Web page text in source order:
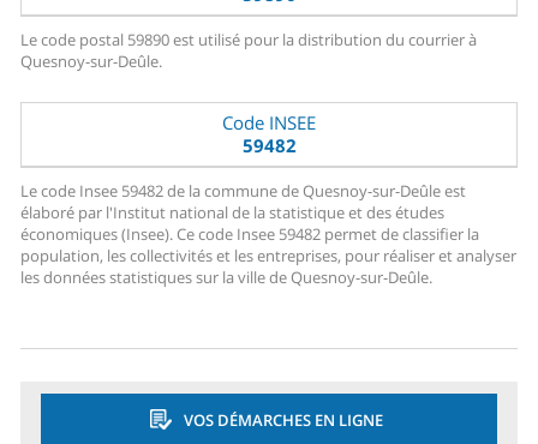
Le code postal 59890 est utilisé pour la distribution du courrier à
Quesnoy-sur-Deûle.
Code INSEE
59482
Le code Insee 59482 de la commune de Quesnoy-sur-Deûle est
élaboré par l'Institut national de la statistique et des études
économiques (Insee). Ce code Insee 59482 permet de classifier la
population, les collectivités et les entreprises, pour réaliser et analyser
les données statistiques sur la ville de Quesnoy-sur-Deûle.
VOS DÉMARCHES EN LIGNE